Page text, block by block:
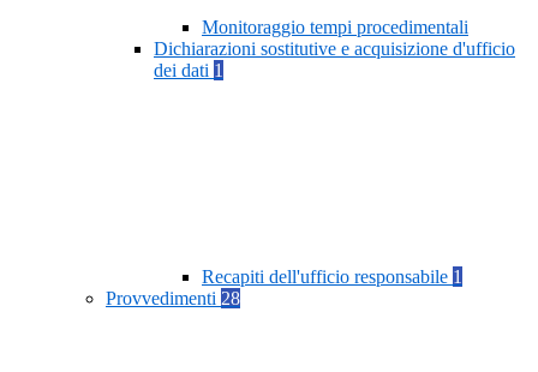
Monitoraggio tempi procedimentali
Dichiarazioni sostitutive e acquisizione d'ufficio
dei dati 1
Recapiti dell'ufficio responsabile 1
Provvedimenti 28